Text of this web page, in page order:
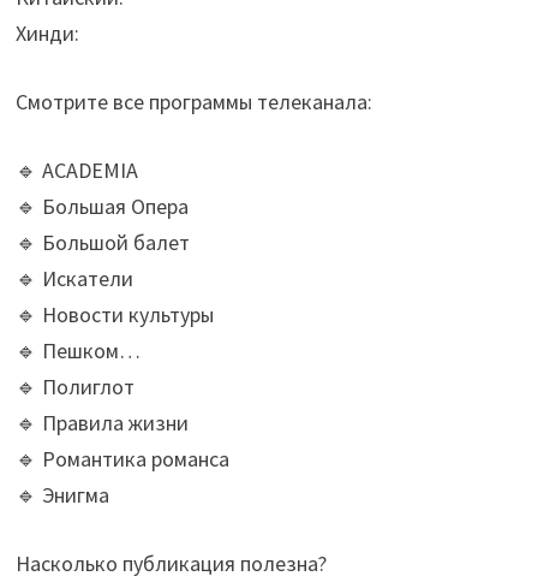
Хинди:
Смотрите все программы телеканала:
🔹 ACADEMIA
🔹 Большая Опера
🔹 Большой балет
🔹 Искатели
🔹 Новости культуры
🔹 Пешком…
🔹 Полиглот
🔹 Правила жизни
🔹 Романтика романса
🔹 Энигма
Насколько публикация полезна?